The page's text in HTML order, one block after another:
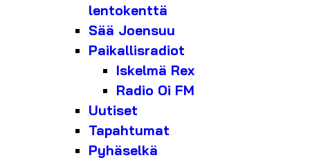
lentokenttä
Sää Joensuu
Paikallisradiot
Iskelmä Rex
Radio Oi FM
Uutiset
Tapahtumat
Pyhäselkä